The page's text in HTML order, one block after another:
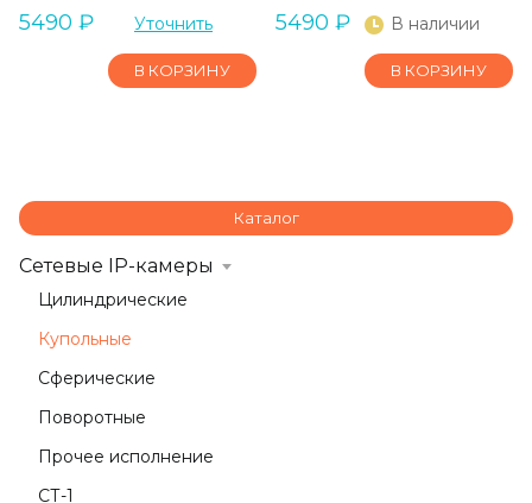
5490 ₽ Уточнить
В КОРЗИНУ
5490 ₽ В наличии
В КОРЗИНУ
Каталог
Сетевые IP-камеры
Цилиндрические
Купольные
Сферические
Поворотные
Прочее исполнение
СТ-1